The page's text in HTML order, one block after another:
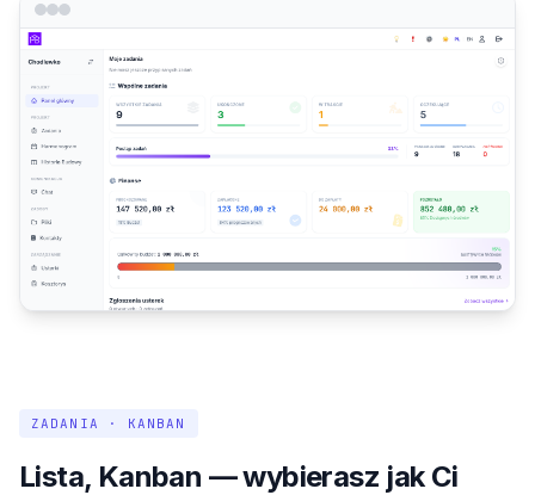
ZADANIA · KANBAN
Lista, Kanban — wybierasz jak Ci